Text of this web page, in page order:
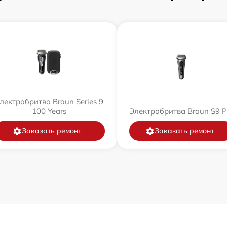
Braun Series 9
100 Years
Заказать ремонт
Электробритва Braun S9
Заказать ремонт